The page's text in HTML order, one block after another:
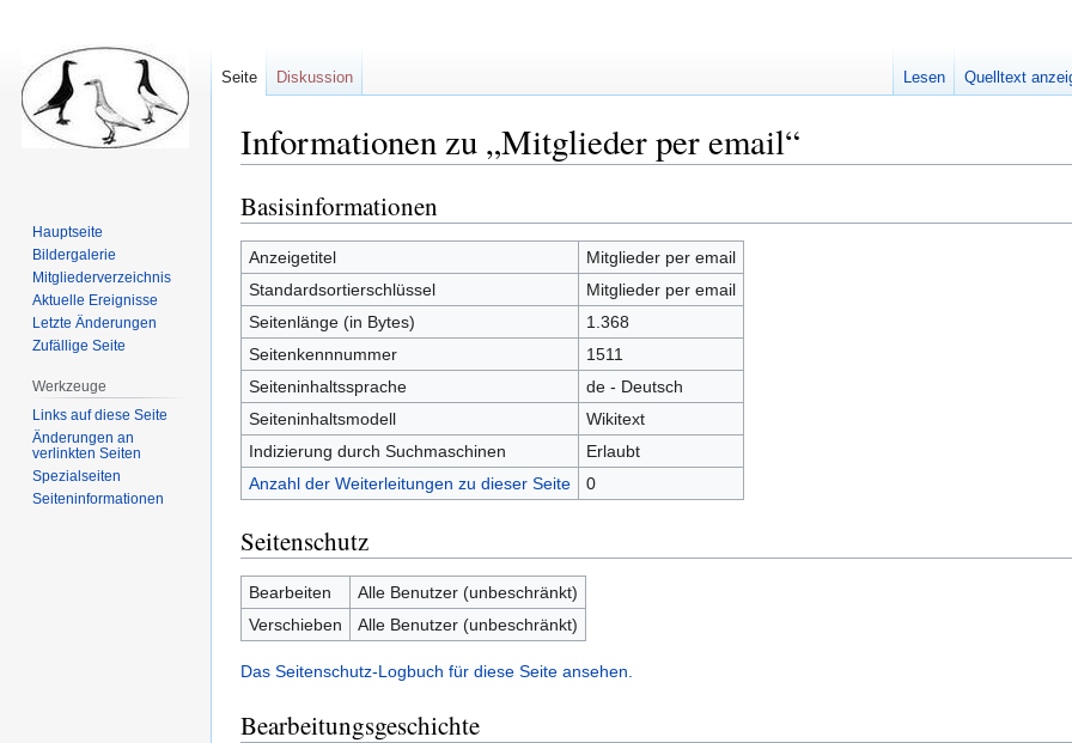
Informationen zu „Mitglieder per email“
Zur
Navigation
springen
Zur
Suche
springen
Basisinformationen
Anzeigetitel
Mitglieder per email
Standardsortierschlüssel
Mitglieder per email
Seitenlänge (in Bytes)
1.368
Seitenkennnummer
1511
Seiteninhaltssprache
de - Deutsch
Seiteninhaltsmodell
Wikitext
Indizierung durch Suchmaschinen
Erlaubt
Anzahl der Weiterleitungen zu dieser Seite
0
Seitenschutz
Bearbeiten
Alle Benutzer (unbeschränkt)
Verschieben
Alle Benutzer (unbeschränkt)
Das Seitenschutz-Logbuch für diese Seite ansehen.
Bearbeitungsgeschichte
Seite Diskussion Lesen Quelltext
Hauptseite
Bildergalerie
Mitgliederverzeichnis
Aktuelle Ereignisse
Letzte Änderungen
Zufällige Seite
Werkzeuge
Links auf diese Seite
Änderungen an
verlinkten Seiten
Spezialseiten
Seiten­informationen